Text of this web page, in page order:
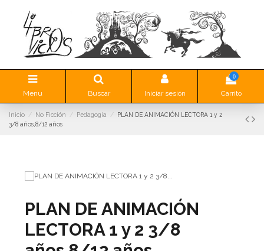
Menu Buscar Iniciar sesión
0
Carrito
Inicio No Ficción Pedagogía
PLAN DE ANIMACIÓN LECTORA 1 y 2
3/8 años,8/12 años
PLAN DE ANIMACIÓN
LECTORA 1 y 2 3/8